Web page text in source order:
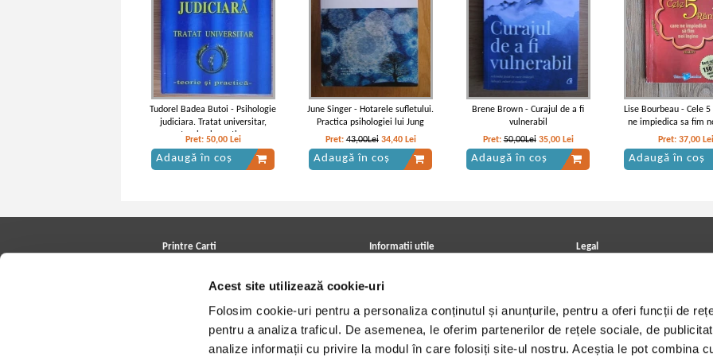
Acest site utilizează cookie-uri
Folosim cookie-uri pentru a personaliza conținutul și anunțurile, pentru a oferi funcții de
pentru a analiza traficul. De asemenea, le oferim partenerilor de rețele sociale, de
analize informații cu privire la modul în care folosiți site-ul nostru. Aceștia le pot combina
Tudorel Badea Butoi - Psihologie
judiciara. Tratat universitar,
teorie si practica
Pret: 50,00 Lei
Adaugă în coș
June Singer - Hotarele sufletului.
Practica psihologiei lui Jung
Pret:43,00Lei 34,40 Lei
Adaugă în coș
Brene Brown - Curajul de a fi
vulnerabil
Pret:50,00Lei 35,00 Lei
Adaugă în coș
Lise Bourbeau - Cele
ne impiedica sa fim
Pret: 37,00 Lei
Adaugă în coș
Printre Carti
Cele mai căutate cărți
Blog Printre Carti
Informatii utile
Achizitii viniluri, casete, CD/DVD
Cum cumpar?
Retur comenzi
Angajari - Cariere
Legal
Termeni si conditii